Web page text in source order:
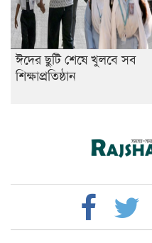
ঈদের ছুটি শেষে খুলবে সব
শিক্ষাপ্রতিষ্ঠান